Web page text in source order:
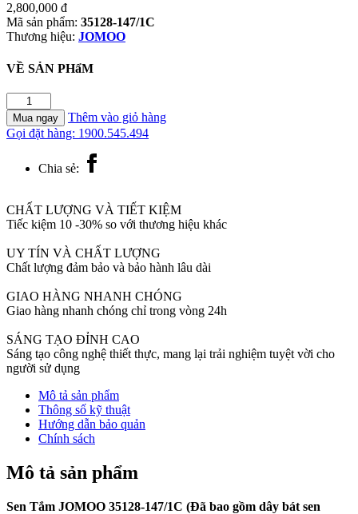
2,800,000 đ
Mã sản phẩm: 35128-147/1C
Thương hiệu: JOMOO
VỀ SẢN PHẩM
35128-
147/1C
Sen
Tắm
dây
bát
S82023-
2C01)
lượng
Mua ngay
Thêm vào giỏ hàng
Gọi đặt hàng: 1900.545.494
Chia sẻ:
CHẤT LƯỢNG VÀ TIẾT KIỆM
Tiếc kiệm 10 -30% so với thương hiệu khác
UY TÍN VÀ CHẤT LƯỢNG
Chất lượng đảm bảo và bảo hành lâu dài
GIAO HÀNG NHANH CHÓNG
Giao hàng nhanh chóng chỉ trong vòng 24h
SÁNG TẠO ĐỈNH CAO
Sáng tạo công nghệ thiết thực, mang lại trải nghiệm tuyệt vời cho
người sử dụng
Mô tả sản phẩm
Thông số kỹ thuật
Hướng dẫn bảo quản
Chính sách
Mô tả sản phẩm
Sen Tắm JOMOO 35128-147/1C (Đã bao gồm dây bát sen